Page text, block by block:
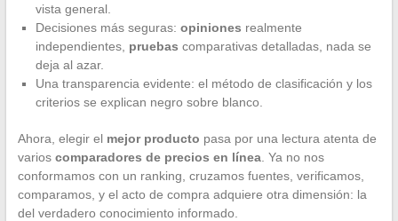
vista general.
Decisiones más seguras: opiniones realmente
independientes, pruebas comparativas detalladas, nada se
deja al azar.
Una transparencia evidente: el método de clasificación y los
criterios se explican negro sobre blanco.
Ahora, elegir el mejor producto pasa por una lectura atenta de
varios comparadores de precios en línea. Ya no nos
conformamos con un ranking, cruzamos fuentes, verificamos,
comparamos, y el acto de compra adquiere otra dimensión: la
del verdadero conocimiento informado.